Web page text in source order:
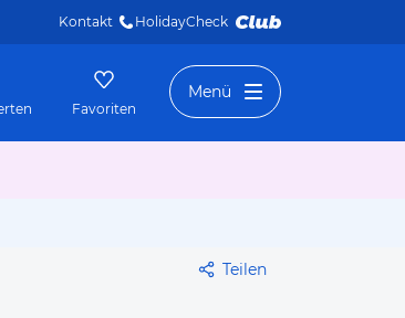
Kontakt HolidayCheck
Favoriten
Menü
Teilen